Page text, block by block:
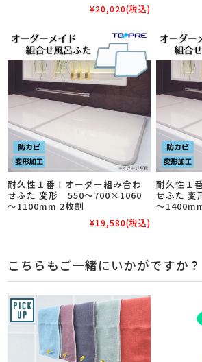
¥20,020(税込)
耐久性１番！オーダー組み合わ
せふた 変形 550～700×1060
～1100mm 2枚割
¥19,580(税込)
耐久性１
せふた
～
こちらもご一緒にいかがですか？